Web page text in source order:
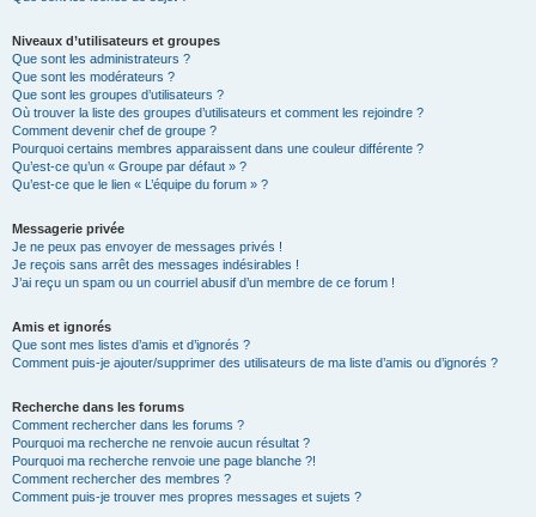
Niveaux d’utilisateurs et groupes
Que sont les administrateurs ?
Que sont les modérateurs ?
Que sont les groupes d’utilisateurs ?
Où trouver la liste des groupes d’utilisateurs et comment les rejoindre ?
Comment devenir chef de groupe ?
Pourquoi certains membres apparaissent dans une couleur différente ?
Qu’est-ce qu’un « Groupe par défaut » ?
Qu’est-ce que le lien « L’équipe du forum » ?
Messagerie privée
Je ne peux pas envoyer de messages privés !
Je reçois sans arrêt des messages indésirables !
J’ai reçu un spam ou un courriel abusif d’un membre de ce forum !
Amis et ignorés
Que sont mes listes d’amis et d’ignorés ?
Comment puis-je ajouter/supprimer des utilisateurs de ma liste d’amis ou d’ignorés ?
Recherche dans les forums
Comment rechercher dans les forums ?
Pourquoi ma recherche ne renvoie aucun résultat ?
Pourquoi ma recherche renvoie une page blanche ?!
Comment rechercher des membres ?
Comment puis-je trouver mes propres messages et sujets ?